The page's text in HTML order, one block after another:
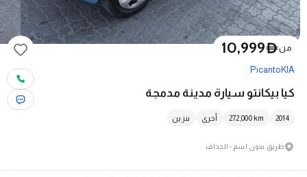
منD
10,999
KIA
Picanto
كيا بيكانتو سيارة مدينة مدمجة
2014
272,000 km أخرى بنزين
طريق بدون اسم - الجداف